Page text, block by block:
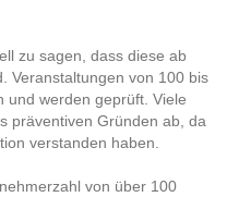
zu sagen, dass diese ab
Veranstaltungen von 100 bis
und werden geprüft. Viele
präventiven Gründen ab, da
verstanden haben.
von über 100